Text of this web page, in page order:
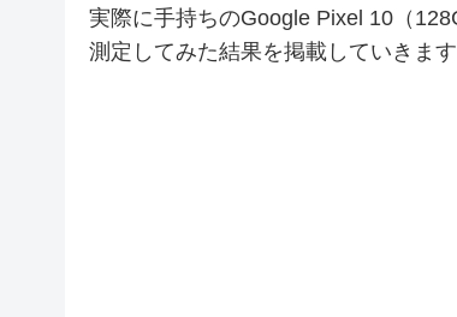
実際に手持ちのGoogle Pixel 10（
測定してみた結果を掲載していきます